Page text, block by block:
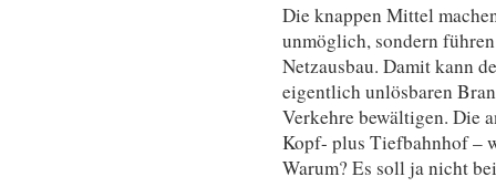
Die knappen Mittel
unmöglich, sondern
Netzausbau. Damit kann
eigentlich unlösbaren
Verkehre bewältigen. Die
Kopf- plus Tiefbahnhof –
Warum? Es soll ja nicht